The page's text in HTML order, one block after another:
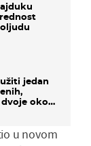
jedan
oko
u novom